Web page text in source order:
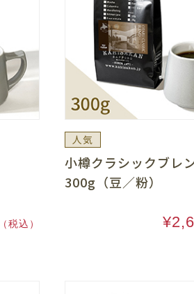
（税込）
人気
小樽クラシックブレ
300g（豆／粉）